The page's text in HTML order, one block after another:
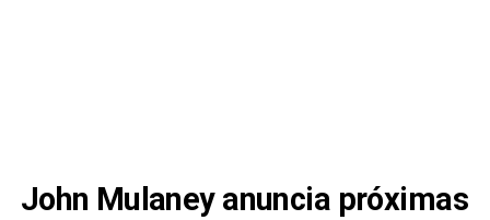
John Mulaney anuncia próximas